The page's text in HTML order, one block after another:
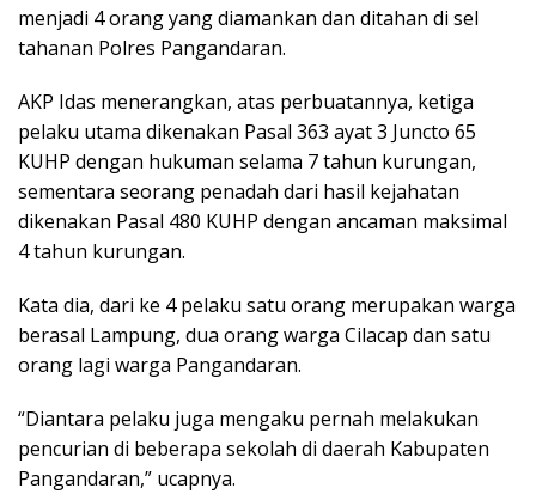
menjadi 4 orang yang diamankan dan ditahan di sel
tahanan Polres Pangandaran.
AKP Idas menerangkan, atas perbuatannya, ketiga
pelaku utama dikenakan Pasal 363 ayat 3 Juncto 65
KUHP dengan hukuman selama 7 tahun kurungan,
sementara seorang penadah dari hasil kejahatan
dikenakan Pasal 480 KUHP dengan ancaman maksimal
4 tahun kurungan.
Kata dia, dari ke 4 pelaku satu orang merupakan warga
berasal Lampung, dua orang warga Cilacap dan satu
orang lagi warga Pangandaran.
“Diantara pelaku juga mengaku pernah melakukan
pencurian di beberapa sekolah di daerah Kabupaten
Pangandaran,” ucapnya.